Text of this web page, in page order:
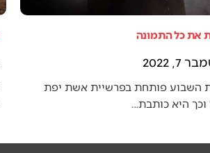
את כל התמונה
2022
השבוע פותחת בפרשיית אשת יפת
וכך היא כותבת…